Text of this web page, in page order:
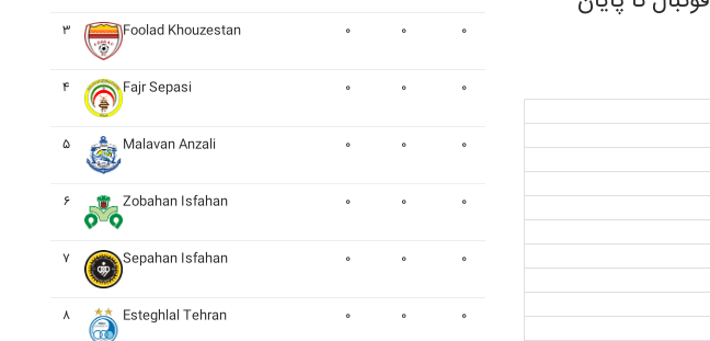
۳ Foolad Khouzestan ۰ ۰ ۰
۴ Fajr Sepasi ۰ ۰ ۰
۵ Malavan Anzali ۰ ۰ ۰
۶ Zobahan Isfahan ۰ ۰ ۰
۷ Sepahan Isfahan ۰ ۰ ۰
۸ Esteghlal Tehran ۰ ۰ ۰